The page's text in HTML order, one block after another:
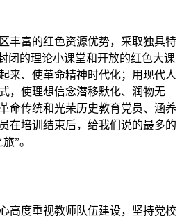
丰富的红色资源优势，采取独具特
闭的理论小课堂和开放的红色大课
来、使革命精神时代化；用现代人
，使理想信念潜移默化、润物无
命传统和光荣历史教育党员、涵养
在培训结束后，给我们说的最多的
”。
高度重视教师队伍建设，坚持党校